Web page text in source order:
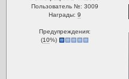
Пользователь №: 3009
Награды: 9
Предупреждения:
(10%)